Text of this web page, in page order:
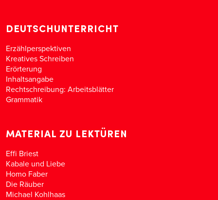
DEUTSCHUNTERRICHT
Erzählperspektiven
Kreatives Schreiben
Erörterung
Inhaltsangabe
Rechtschreibung: Arbeitsblätter
Grammatik
MATERIAL ZU LEKTÜREN
Effi Briest
Kabale und Liebe
Homo Faber
Die Räuber
Michael Kohlhaas